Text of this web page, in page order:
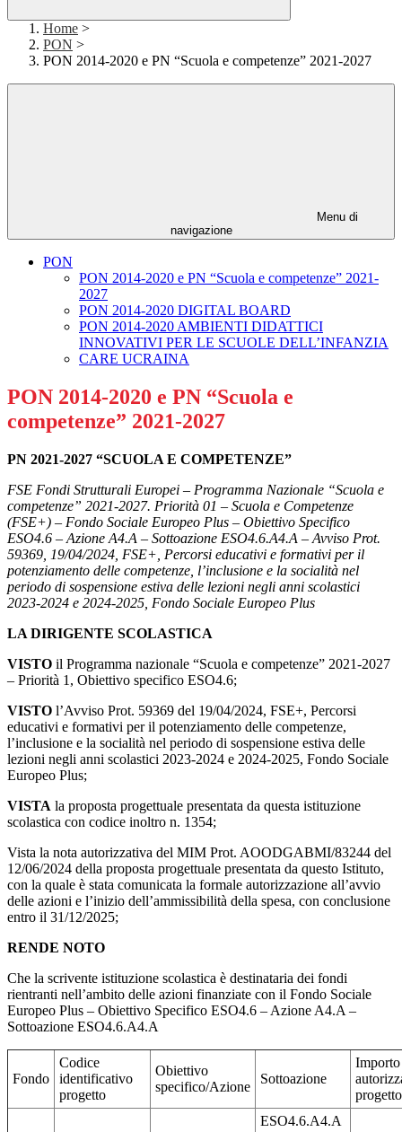
Home >
PON >
PON 2014-2020 e PN “Scuola e competenze” 2021-2027
Menu di
navigazione
PON
PON 2014-2020 e PN “Scuola e competenze” 2021-
2027
PON 2014-2020 DIGITAL BOARD
PON 2014-2020 AMBIENTI DIDATTICI
INNOVATIVI PER LE SCUOLE DELL’INFANZIA
CARE UCRAINA
PON 2014-2020 e PN “Scuola e
competenze” 2021-2027
PN 2021-2027 “SCUOLA E COMPETENZE”
FSE Fondi Strutturali Europei – Programma Nazionale “Scuola e
competenze” 2021-2027. Priorità 01 – Scuola e Competenze
(FSE+) – Fondo Sociale Europeo Plus – Obiettivo Specifico
ESO4.6 – Azione A4.A – Sottoazione ESO4.6.A4.A – Avviso Prot.
59369, 19/04/2024, FSE+, Percorsi educativi e formativi per il
potenziamento delle competenze, l’inclusione e la socialità nel
periodo di sospensione estiva delle lezioni negli anni scolastici
2023-2024 e 2024-2025, Fondo Sociale Europeo Plus
LA DIRIGENTE SCOLASTICA
VISTO il Programma nazionale “Scuola e competenze” 2021-2027
– Priorità 1, Obiettivo specifico ESO4.6;
VISTO l’Avviso Prot. 59369 del 19/04/2024, FSE+, Percorsi
educativi e formativi per il potenziamento delle competenze,
l’inclusione e la socialità nel periodo di sospensione estiva delle
lezioni negli anni scolastici 2023-2024 e 2024-2025, Fondo Sociale
Europeo Plus;
VISTA la proposta progettuale presentata da questa istituzione
scolastica con codice inoltro n. 1354;
Vista la nota autorizzativa del MIM Prot. AOODGABMI/83244 del
12/06/2024 della proposta progettuale presentata da questo Istituto,
con la quale è stata comunicata la formale autorizzazione all’avvio
delle azioni e l’inizio dell’ammissibilità della spesa, con conclusione
entro il 31/12/2025;
RENDE NOTO
Che la scrivente istituzione scolastica è destinataria dei fondi
rientranti nell’ambito delle azioni finanziate con il Fondo Sociale
Europeo Plus – Obiettivo Specifico ESO4.6 – Azione A4.A –
Sottoazione ESO4.6.A4.A
Fondo
Codice
identificativo
progetto
Obiettivo
specifico/Azione
Sottoazione
Importo
progetto
ESO4.6.A4.A